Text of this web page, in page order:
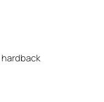
hardback